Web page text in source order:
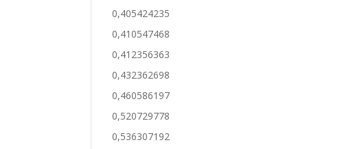
0,405424235
0,410547468
0,412356363
0,432362698
0,460586197
0,520729778
0,536307192